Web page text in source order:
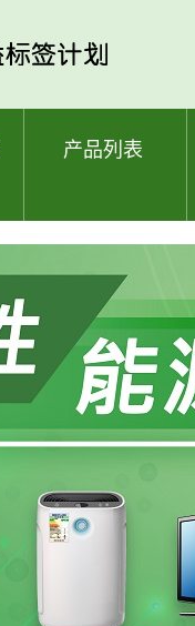
产品列表